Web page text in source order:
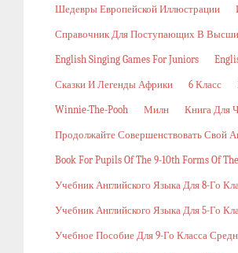
Шедевры Европейской Иллюстрации
Справочник Для Поступающих В
English Singing Games For Juniors
Сказки И Легенды Африки 6 Класс
Winnie-The-Pooh Милн Книга Для
Продолжайте Совершенствовать Свой
Book For Pupils Of The 9-10th Forms Of
Учебник Английского Языка Для 8-Го
Учебник Английского Языка Для 5-Го
Учебное Пособие Для 9-Го Класса